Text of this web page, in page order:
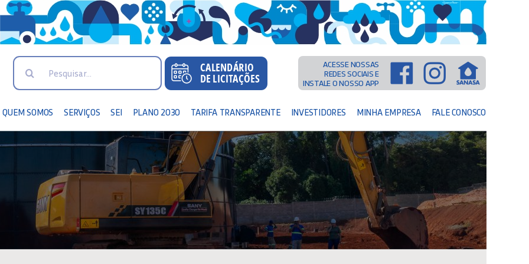
Search
ACESSE NOSSAS
REDES SOCIAIS E
INSTALE O NOSSO APP
QUEM SOMOS SERVIÇOS SEI PLANO 2030 TARIFA TRANSPARENTE INVESTIDORES MINHA EMPRESA FALE CONOSCO